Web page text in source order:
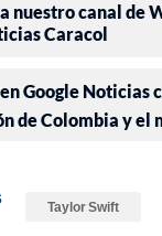
nuestro canal de
Caracol
Google Noticias
de Colombia y el
Taylor Swift